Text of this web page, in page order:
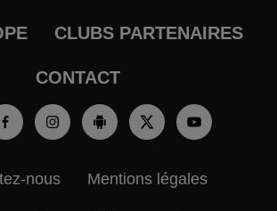
CLUBS PARTENAIRES
CONTACT
nous Mentions légales